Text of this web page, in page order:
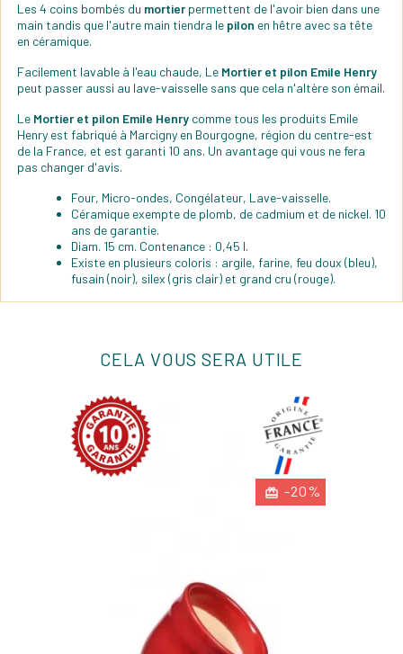
Les 4 coins bombés du mortierpermettent de l'avoir bien dans une
main tandis que l'autre main tiendra le pilon en hêtre avec sa tête
en céramique.
Facilement lavable à l'eau chaude, Le Mortier et pilon Emile Henry
peut passer aussi au lave-vaisselle sans que cela n'altère son émail.
Le Mortier et pilon Emile Henry comme tous les produits Emile
Henry est fabriqué à Marcigny en Bourgogne, région du centre-est
de la France, et est garanti 10 ans. Un avantage qui vous ne fera
pas changer d'avis.
Four, Micro-ondes, Congélateur, Lave-vaisselle.
Céramique exempte de plomb, de cadmium et de nickel. 10
ans de garantie.
Diam. 15 cm. Contenance : 0,45 l.
Existe en plusieurs coloris : argile, farine, feu doux (bleu),
fusain (noir), silex (gris clair) et grand cru (rouge).
CELA VOUS SERA UTILE
-20%